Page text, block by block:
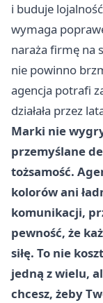
i buduje
wymaga
naraża firmę na
nie powinno
agencja potrafi
działała przez
Marki nie
przemyślane
tożsamość.
kolorów ani
komunikacji,
pewność, że
siłę. To nie
jedną z wielu,
chcesz, żeby